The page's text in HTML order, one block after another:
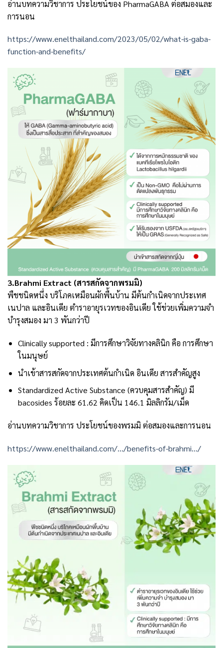
อ่านบทความวิชาการ ประโยชน์ของ PharmaGABA ต่อสมองและ
การนอน
https://www.enelthailand.com/2023/05/02/what-is-gaba-
function-and-benefits/
3.Brahmi Extract (สารสกัดจากพรมมิ)
พืชชนิดหนึ่ง บริโภคเหมือนผักพื้นบ้าน มีต้นกำเนิดจากประเทศ
เนปาล และอินเดีย ตำราอายุรเวทของอินเดีย ใช้ช่วยเพิ่มความจำ
บำรุงสมอง มา 3 พันกว่าปี
Clinically supported : มีการศึกษาวิจัยทางคลินิก คือ การศึกษา
ในมนุษย์
นำเข้าสารสกัดจากประเทศต้นกำเนิด อินเดีย สารสำคัญสูง
Standardized Active Substance (ควบคุมสารสำคัญ) มี
bacosides ร้อยละ 61.62 คิดเป็น 146.1 มิลลิกรัม/เม็ด
อ่านบทความวิชาการ ประโยชน์ของพรมมิ ต่อสมองและการนอน
https://www.enelthailand.com/…/benefits-of-brahmi…/